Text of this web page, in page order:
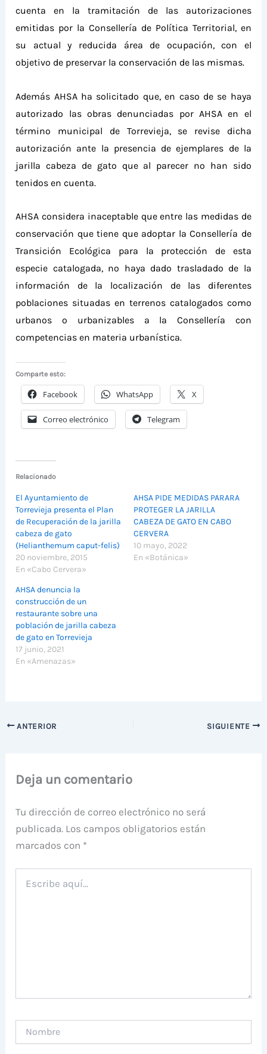
cuenta en la tramitación de las autorizaciones
emitidas por la Consellería de Política Territorial, en
su actual y reducida área de ocupación, con el
objetivo de preservar la conservación de las mismas.
Además AHSA ha solicitado que, en caso de se haya
autorizado las obras denunciadas por AHSA en el
término municipal de Torrevieja, se revise dicha
autorización ante la presencia de ejemplares de la
jarilla cabeza de gato que al parecer no han sido
tenidos en cuenta.
AHSA considera inaceptable que entre las medidas de
conservación que tiene que adoptar la Consellería de
Transición Ecológica para la protección de esta
especie catalogada, no haya dado trasladado de la
información de la localización de las diferentes
poblaciones situadas en terrenos catalogados como
urbanos o urbanizables a la Consellería con
competencias en materia urbanística.
Comparte esto:
Facebook WhatsApp X
Correo electrónico Telegram
Relacionado
El Ayuntamiento de
Torrevieja presenta el Plan
de Recuperación de la jarilla
cabeza de gato
(Helianthemum caput-felis)
20 noviembre, 2015
En «Cabo Cervera»
AHSA PIDE MEDIDAS PARARA
PROTEGER LA JARILLA
CABEZA DE GATO EN CABO
CERVERA
10 mayo, 2022
En «Botánica»
AHSA denuncia la
construcción de un
restaurante sobre una
población de jarilla cabeza
de gato en Torrevieja
17 junio, 2021
En «Amenazas»
ANTERIOR SIGUIENTE
Deja un comentario
Tu dirección de correo electrónico no será
publicada. Los campos obligatorios están
marcados con *
aquí...